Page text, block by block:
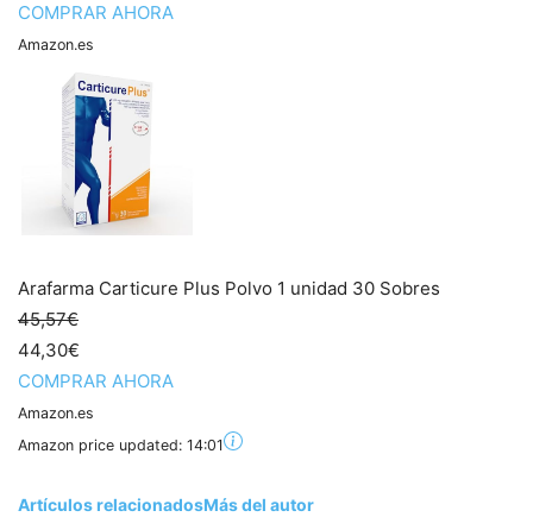
COMPRAR AHORA
Amazon.es
Arafarma Carticure Plus Polvo 1 unidad 30 Sobres
45,57€
44,30€
COMPRAR AHORA
Amazon.es
Amazon price updated: 14:01
Artículos relacionadosMás del autor